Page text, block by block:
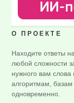
О ПРОЕКТЕ
Находите ответы
любой сложности
нужного вам слова
алгоритмам,
одновременно.